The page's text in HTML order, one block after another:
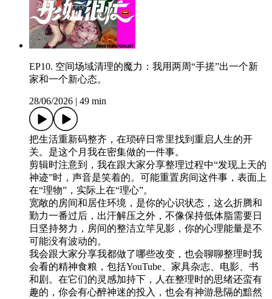
EP10. 空间场域清理的魔力：我用两周“手搓”出一个新
家和一个新心态。
28/06/2026 49 min
把生活重新码整齐，在琐碎日常里找到重启人生的开
关。是这个月我在密集做的一件事。
剪辑时注意到，我在跟大家分享整理过程中“发现上天的
神迹”时，声音是笑着的。可能重置房间这件事，表面上
在“理物”，实际上在“理心”。
宽敞的房间和居住环境，是你的心识状态，这么折腾和
勤力一番过后，出汗解压之外，不像保持低体脂需要日
日坚持努力，房间的整洁立竿见影，你的心理能量是不
可能没有波动的。
我会跟大家分享我都做了哪些改变，也会聊聊整理时我
会看的精神食粮，包括YouTube、家具杂志、电影、书
和剧。在它们的灵感加持下，人在整理时的思绪还蛮有
趣的，你会有心醉神迷的投入，也会有神游悬隔的黯然